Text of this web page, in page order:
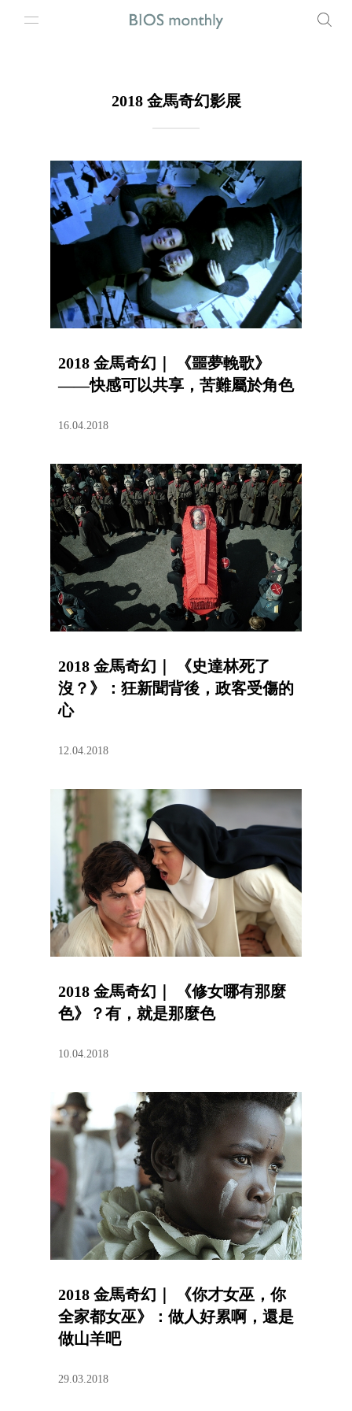
2018 金馬奇幻影展
2018 金馬奇幻｜ 《噩夢輓歌》
——快感可以共享，苦難屬於角色
16.04.2018
2018 金馬奇幻｜ 《史達林死了
沒？》：狂新聞背後，政客受傷的
心
12.04.2018
2018 金馬奇幻｜ 《修女哪有那麼
色》？有，就是那麼色
10.04.2018
2018 金馬奇幻｜ 《你才女巫，你
全家都女巫》：做人好累啊，還是
做山羊吧
29.03.2018